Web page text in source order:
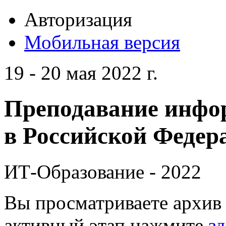
Авторизация
Мобильная версия
19 - 20 мая 2022 г.
Преподавание
в Российской
ИТ-Образование - 2022
Вы просматриваете